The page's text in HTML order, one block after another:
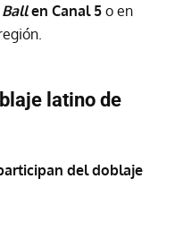
en Canal 5 o en
latino de
del doblaje